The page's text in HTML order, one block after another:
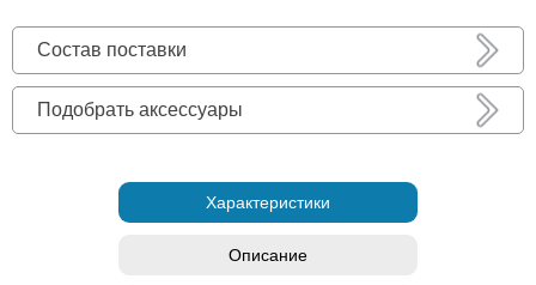
Состав поставки
Подобрать аксессуары
Характеристики
Описание